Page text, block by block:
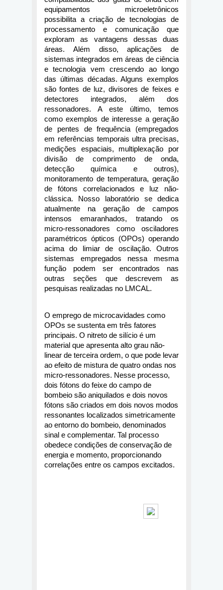
equipamentos microeletrônicos
possibilita a criação de tecnologias de
processamento e comunicação que
exploram as vantagens dessas duas
áreas. Além disso, aplicações de
sistemas integrados em áreas de ciência
e tecnologia vem crescendo ao longo
das últimas décadas. Alguns exemplos
são fontes de luz, divisores de feixes e
detectores integrados, além dos
ressonadores. A este último, temos
como exemplos de interesse a geração
de pentes de frequência (empregados
em referências temporais ultra precisas,
medições espaciais, multiplexação por
divisão de comprimento de onda,
detecção química e outros),
monitoramento de temperatura, geração
de fótons correlacionados e luz não-
clássica. Nosso laboratório se dedica
atualmente na geração de campos
intensos emaranhados, tratando os
micro-ressonadores como osciladores
paramétricos ópticos (OPOs) operando
acima do limiar de oscilação. Outros
sistemas empregados nessa mesma
função podem ser encontrados nas
outras seções que descrevem as
pesquisas realizadas no LMCAL.
O emprego de microcavidades como
OPOs se sustenta em três fatores
principais. O nitreto de silício é um
material que apresenta alto grau não-
linear de terceira ordem, o que pode levar
ao efeito de mistura de quatro ondas nos
micro-ressonadores. Nesse processo,
dois fótons do feixe do campo de
bombeio são aniquilados e dois novos
fótons são criados em dois novos modos
ressonantes localizados simetricamente
ao entorno do bombeio, denominados
sinal e complementar. Tal processo
obedece condições de conservação de
energia e momento, proporcionando
correlações entre os campos excitados.